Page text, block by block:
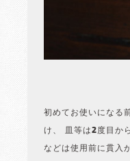
初めてお使いになる
け、 皿等は2度目か
などは使用前に貫入